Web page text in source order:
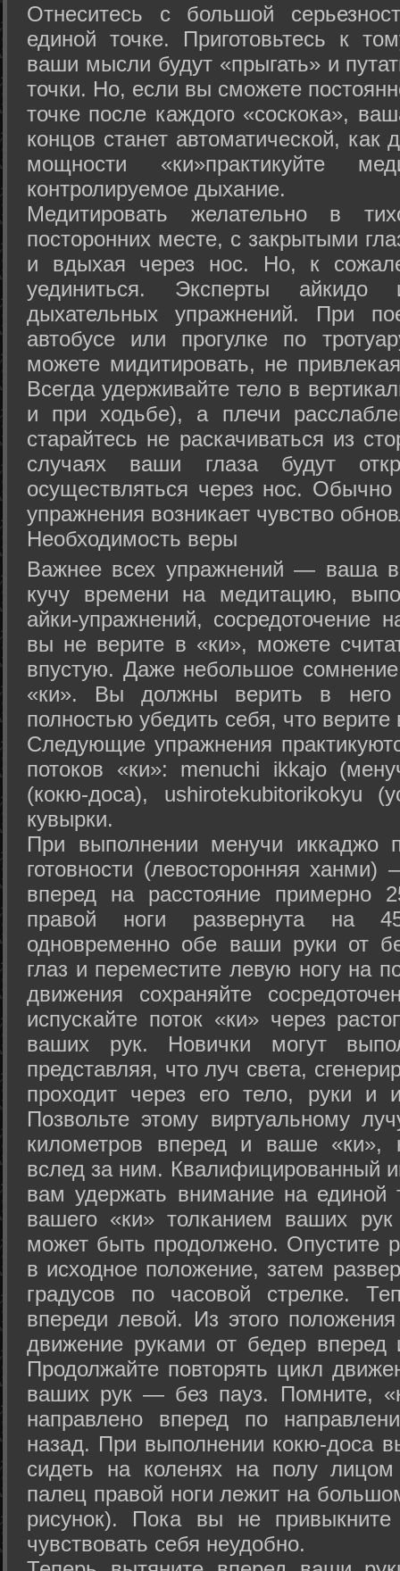
Отнеситесь с большой
единой точке. Приготовьтесь к
ваши мысли будут «прыгать» и
точки. Но, если вы сможете
точке после каждого «соскока»,
концов станет автоматической,
мощности «ки»практикуйте
контролируемое дыхание.
Медитировать желательно в
посторонних месте, с закрытыми
и вдыхая через нос. Но, к
уединиться. Эксперты айкидо
дыхательных упражнений. При
автобусе или прогулке по
можете мидитировать, не
Всегда удерживайте тело в
и при ходьбе), а плечи
старайтесь не раскачиваться из
случаях ваши глаза будут
осуществляться через нос. Обычно
упражнения возникает чувство
Необходимость веры
Важнее всех упражнений — ваша
кучу времени на медитацию,
айки-упражнений, сосредоточение
вы не верите в «ки», можете
впустую. Даже небольшое сомнение
«ки». Вы должны верить в
полностью убедить себя, что верите
Следующие упражнения
потоков «ки»: menuchi ikkajo
(кокю-доса), ushiro­tekubitori­kokyu
кувырки.
При выполнении менучи иккаджо
готовности (левосторонняя
вперед на расстояние примерно
правой ноги развернута на
одновременно обе ваши руки от
глаз и переместите левую ногу на
движения сохраняйте
испускайте поток «ки» через
ваших рук. Новички могут
представляя, что луч света,
проходит через его тело, руки и
Позвольте этому виртуальному
километров вперед и ваше «ки»,
вслед за ним. Квалифицированный
вам удержать внимание на единой
вашего «ки» толканием ваших
может быть продолжено. Опустите
в исходное положение, затем
градусов по часовой стрелке.
впереди левой. Из этого
движение руками от бедер вперед
Продолжайте повторять цикл
ваших рук — без пауз. Помните,
направлено вперед по
назад. При выполнении кокю-доса
сидеть на коленях на полу
палец правой ноги лежит на
рисунок). Пока вы не
чувствовать себя неудобно.